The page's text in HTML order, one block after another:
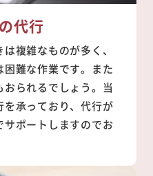
代行
複雑なものが多く、
難な作業です。また
られるでしょう。当
承っており、代行が
ポートしますのでお